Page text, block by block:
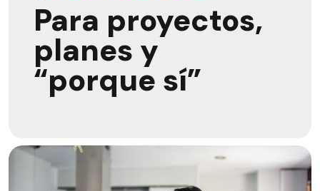
Para proyectos,
planes y
“porque sí”